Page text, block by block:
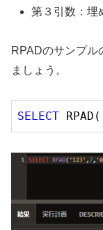
第３引数：埋
RPADのサンプル
ましょう。
SELECT RPAD(